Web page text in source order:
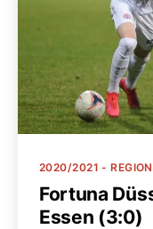
Kategorien
2020/2021 -
Fortuna
Essen (3:0)